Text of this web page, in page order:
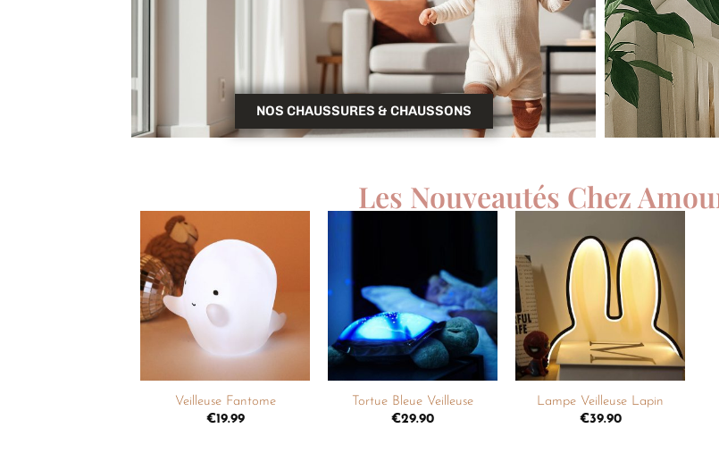
NOS CHAUSSURES & CHAUSSONS
Les Nouveautés Chez
Ajouter
à la
liste de
souhaits
Veilleuse Fantome
€19.99
à la
liste de
souhaits
Tortue Bleue Veilleuse
€29.90
Ajouter
à la
liste de
souhaits
+
Lampe Veilleuse Lapin
€39.90